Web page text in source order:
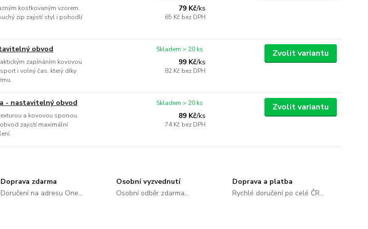
kostkovaným vzorem.
zip zajistí styl i pohodlí
79 Kč/ks
65 Kč bez DPH
obvod
zapínáním kovovou
i volný čas, který díky
99 Kč/ks
82 Kč bez DPH
Skladem > 20 ks Zvolit variantu
- nastavitelný obvod
a kovovou sponou.
zajistí maximální
89 Kč/ks
74 Kč bez DPH
Skladem > 20 ks Zvolit variantu
Doprava zdarma
Doručení na adresu One...
Osobní vyzvednutí
Osobní odběr zdarma...
Doprava a platba
Rychlé doručení po celé ČR...